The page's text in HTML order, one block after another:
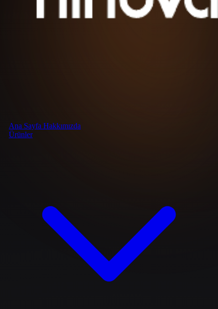
Ana Sayfa Hakkımızda
Ürünler